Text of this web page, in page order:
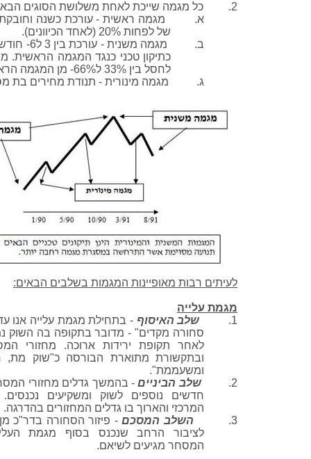
2. כל מגמה שייכת לאחת משלושת הסוגים הבאים:
א. מגמה ראשית - עורכת כשנה וחובקת
של לפחות 20% (לאחד הכיוונים).
ב. מגמה משנית -
כתיקון טכני כנגד המגמה הראשית.
לחסל בין 33% ל66%- מן המגמה הראשית.
ג. מגמה מינורית - תנודת מחירים בת
לעיתים רבות מאופיינות המגמות בשלבים הבאים:
מגמת עלייה
1.
שלב האיסוף- בתחילת מגמת עלייה אנו
סחורה מקדים" - מדובר בתקופה בה השוק
לאחר תקופת ירידות ארוכה. מחזורי
ובתקשורת מתוארת הבורסה כ"שוק מת,
ומשעממת".
2.
שלב הביניים- בהמשך גדלים מחזורי
חדשים נוספים לשוק ומשקיעים
המרכזי והארוך בו גדלים המחזורים בהדרגה.
3.
השלב המסכם- פיזור הסחורה בדר"כ
לציבור הרחב שנכנס בסוף מגמת
המסחר מגיעים לשיאם.